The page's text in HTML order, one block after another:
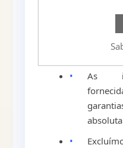
por
•
As
absoluta
•